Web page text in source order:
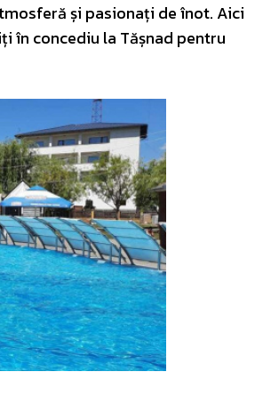
și pasionați de înot. Aici
în concediu la Tășnad pentru